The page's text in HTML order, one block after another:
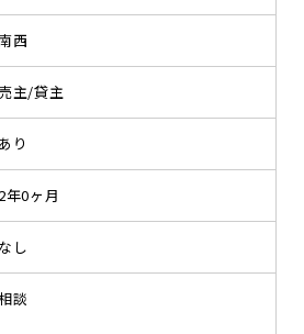
西
主/貸主
あり
2年0ヶ月
なし
談